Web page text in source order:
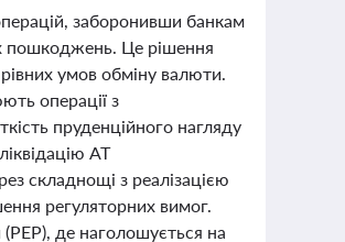
заборонивши банкам
пошкоджень. Це рішення
умов обміну валюти.
операції з
пруденційного нагляду
АТ
складнощі з реалізацією
регуляторних вимог.
де наголошується на